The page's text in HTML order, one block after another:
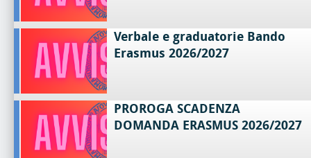
Verbale e graduatorie Bando
Erasmus 2026/2027
PROROGA SCADENZA
DOMANDA ERASMUS 2026/2027